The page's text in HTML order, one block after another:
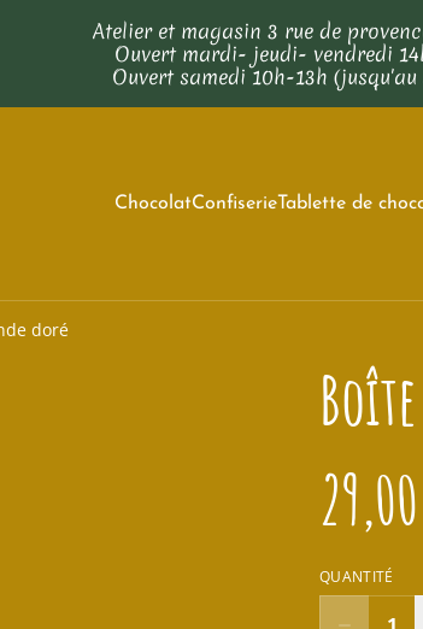
Atelier et magasin 3 rue de
Ouvert mardi- jeudi- vendredi
Ouvert samedi 10h-13h (jusqu'au
ChocolatConfiserieTablette de
doré
QUANTITÉ